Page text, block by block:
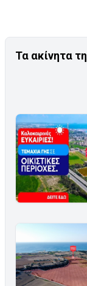
Τα ακίνητα